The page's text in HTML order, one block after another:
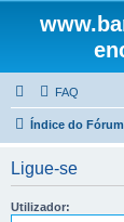
FAQ
Índice do Fórum
Ligue-se
Utilizador: